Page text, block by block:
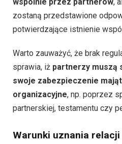
zostaną przedstawione
potwierdzające istnienie
Warto zauważyć, że brak
sprawia, iż partnerzy muszą
swoje zabezpieczenie
organizacyjne, np. poprzez
partnerskiej, testamentu czy
Warunki uznania